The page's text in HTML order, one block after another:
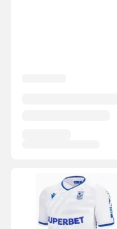
Megnyit egy